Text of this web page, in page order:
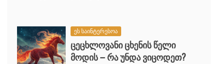
ეს საინტერესოა
ცეცხლოვანი ცხენის წელი
მოდის – რა უნდა ვიცოდეთ?